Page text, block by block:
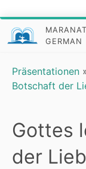
GERMAN
Präsentationen
Botschaft der
Gottes
der